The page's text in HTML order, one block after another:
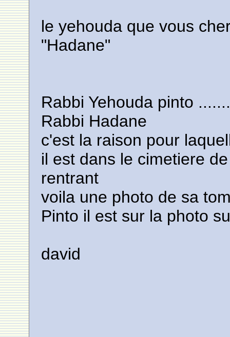
le yehouda que vous
"Hadane"
Rabbi Yehouda pinto
Rabbi Hadane
c'est la raison pour
il est dans le cimetiere
rentrant
voila une photo de sa
Pinto il est sur la photo
david